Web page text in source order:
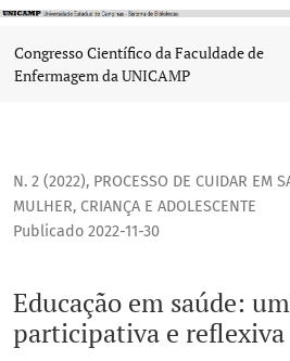
Educação em saúde: uma
Congresso Científico da Faculdade de
Enfermagem da UNICAMP
N. 2 (2022), PROCESSO DE CUIDAR EM
MULHER, CRIANÇA E ADOLESCENTE
Educação em saúde:
participativa e reflexiva
Publicado 2022-11-30